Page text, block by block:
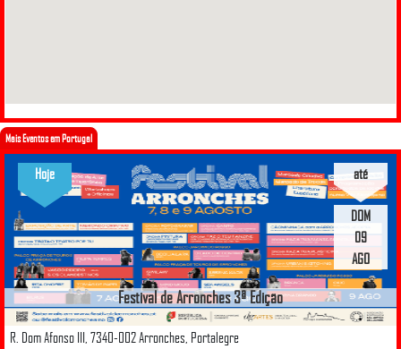
Mais Eventos em Portugal
Festival de Arronches 3ª Edição
R. Dom Afonso III, 7340-002 Arronches, Portalegre
até
DOM
09
AGO
Hoje